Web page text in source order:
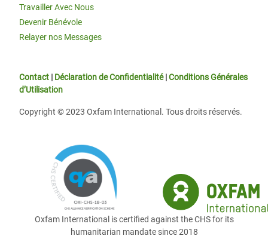
Travailler Avec Nous
Devenir Bénévole
Relayer nos Messages
Contact | Déclaration de Confidentialité|Conditions Générales
d’Utilisation
Copyright © 2023 Oxfam International. Tous droits réservés.
Oxfam International is certified against the CHS for its
humanitarian mandate since 2018